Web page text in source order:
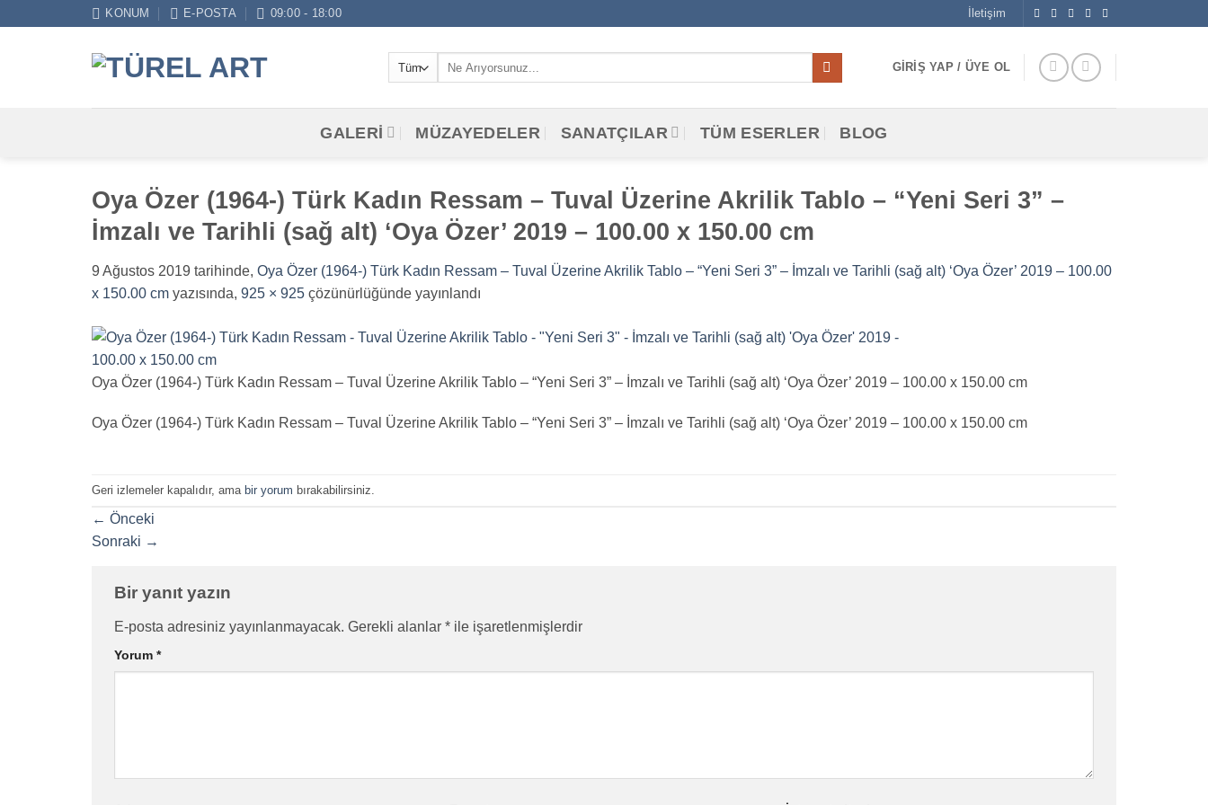
KONUM E-POSTA 09:00 - 18:00 İletişim
GIRIŞ YAP / ÜYE OL
GALERİ MÜZAYEDELER SANATÇILAR TÜM ESERLER BLOG
Oya Özer (1964-) Türk Kadın Ressam – Tuval Üzerine Akrilik Tablo – “Yeni Seri 3” –
İmzalı ve Tarihli (sağ alt) ‘Oya Özer’ 2019 – 100.00 x 150.00 cm
9 Ağustos 2019 tarihinde, Oya Özer (1964-) Türk Kadın Ressam – Tuval Üzerine Akrilik Tablo – “Yeni Seri 3” – İmzalı ve Tarihli (sağ alt) ‘Oya Özer’ 2019 – 100.00
x 150.00 cm yazısında, 925 × 925 çözünürlüğünde yayınlandı
Oya Özer (1964-) Türk Kadın Ressam – Tuval Üzerine Akrilik Tablo – “Yeni Seri 3” – İmzalı ve Tarihli (sağ alt) ‘Oya Özer’ 2019 – 100.00 x 150.00 cm
Oya Özer (1964-) Türk Kadın Ressam – Tuval Üzerine Akrilik Tablo – “Yeni Seri 3” – İmzalı ve Tarihli (sağ alt) ‘Oya Özer’ 2019 – 100.00 x 150.00 cm
Geri izlemeler kapalıdır, ama bir yorum bırakabilirsiniz.
← Önceki
Sonraki →
Bir yanıt yazın
E-posta adresiniz yayınlanmayacak. Gerekli alanlar * ile işaretlenmişlerdir
Yorum *